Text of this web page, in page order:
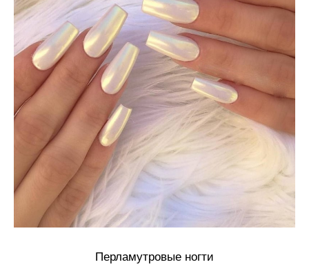
Перламутровые ногти